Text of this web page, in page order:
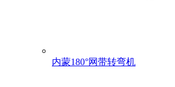
内蒙180°网带转弯机